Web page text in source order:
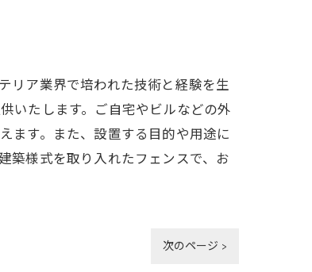
リア業界で培われた技術と経験を生
いたします。ご自宅やビルなどの外
ます。また、設置する目的や用途に
築様式を取り入れたフェンスで、お
次のページ >